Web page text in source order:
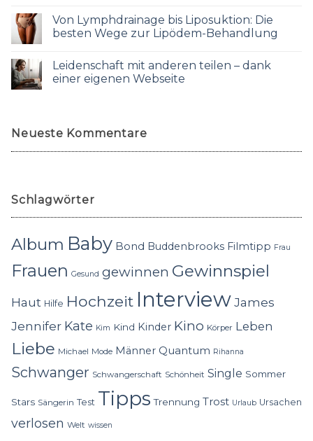
Von Lymphdrainage bis Liposuktion: Die
besten Wege zur Lipödem-Behandlung
Leidenschaft mit anderen teilen – dank
einer eigenen Webseite
Neueste Kommentare
Schlagwörter
Album Baby Bond Buddenbrooks Filmtipp Frau
Frauen Gesund gewinnen Gewinnspiel
Haut Hilfe Hochzeit InterviewJames
Jennifer Kate Kim Kind Kinder Kino Körper Leben
Liebe Michael Mode Männer Quantum Rihanna
Schwanger Schwangerschaft Schönheit Single Sommer
Stars Sängerin Test Tipps Trennung Trost Urlaub Ursachen
verlosen Welt wissen